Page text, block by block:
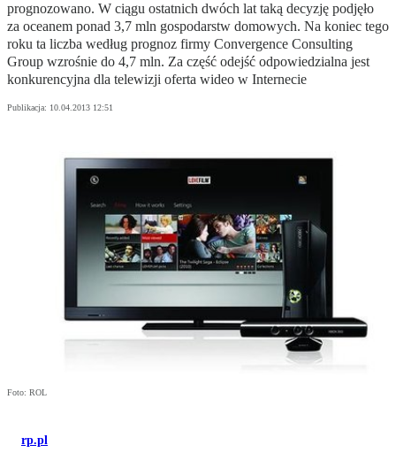
prognozowano. W ciągu ostatnich dwóch lat taką decyzję podjęło
za oceanem ponad 3,7 mln gospodarstw domowych. Na koniec tego
roku ta liczba według prognoz firmy Convergence Consulting
Group wzrośnie do 4,7 mln. Za część odejść odpowiedzialna jest
konkurencyjna dla telewizji oferta wideo w Internecie
Publikacja: 10.04.2013 12:51
Foto: ROL
rp.pl